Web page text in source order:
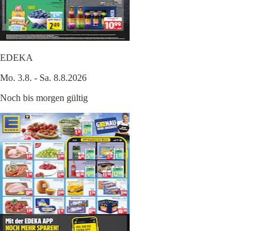
EDEKA
Mo. 3.8. - Sa. 8.8.2026
Noch bis morgen gültig